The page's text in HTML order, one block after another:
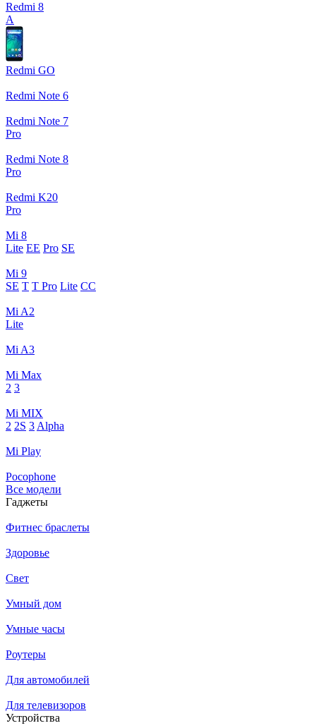
Redmi 8
A
Redmi GO
Redmi Note 6
Redmi Note 7
Pro
Redmi Note 8
Pro
Redmi K20
Pro
Mi 8
Lite EE Pro SE
Mi 9
SE T T Pro Lite CC
Mi A2
Lite
Mi A3
Mi Max
2 3
Mi MIX
2 2S 3 Alpha
Mi Play
Pocophone
Все модели
Гаджеты
Фитнес браслеты
Здоровье
Свет
Умный дом
Умные часы
Роутеры
Для автомобилей
Для телевизоров
Устройства